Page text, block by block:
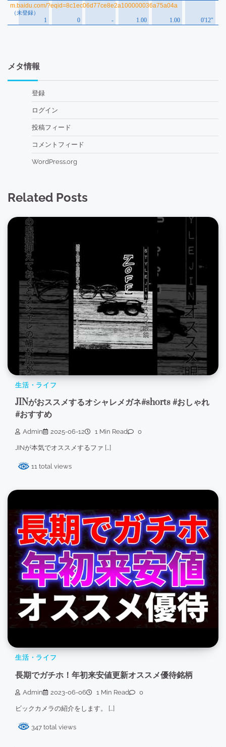
メタ情報
登録
ログイン
投稿フィード
コメントフィード
WordPress.org
Related Posts
生活・ライフ
JINがおススメするオシャレメガネ#shorts #おしゃれ
#おすすめ
Admin 2025-06-12 1 Min Read 0
JINが本気でオススメするファ […]
11 total views
生活・ライフ
長期でガチホ！年初来安値更新オススメ優待銘柄
Admin 2023-06-06 1 Min Read 0
ビックカメラの紹介をします。 […]
347 total views